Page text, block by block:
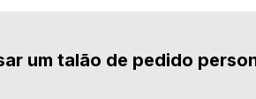
um talão de pedido